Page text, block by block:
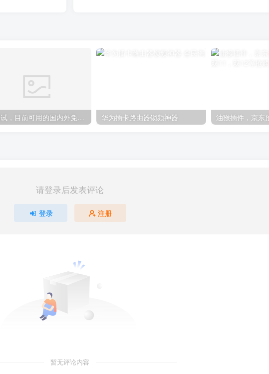
经测试，目前可用的国内外免费接码平台！2019年双12更新 用于临时注册接码 华为插卡路由器锁频神器
请登录后发表评论
登录 注册
暂无评论内容